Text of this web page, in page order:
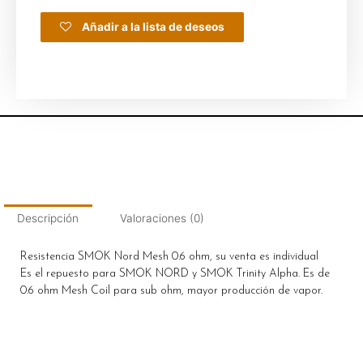
Añadir a la lista de deseos
Descripción Valoraciones (0)
Resistencia SMOK Nord Mesh 0.6 ohm, su venta es individual
Es el repuesto para SMOK NORD y SMOK Trinity Alpha. Es de
0.6 ohm Mesh Coil para sub ohm, mayor producción de vapor.